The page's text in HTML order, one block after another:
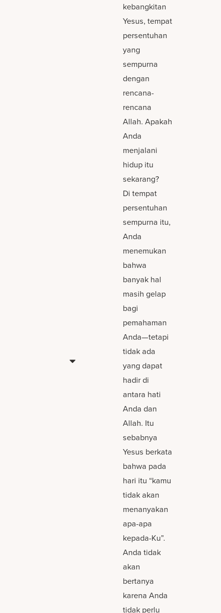
kebangkitan
Yesus, tempat
persentuhan
yang
sempurna
dengan
rencana-
rencana
Allah. Apakah
Anda
menjalani
hidup itu
sekarang?
Di tempat
persentuhan
sempurna itu,
Anda
menemukan
bahwa
banyak hal
masih gelap
bagi
pemahaman
Anda—tetapi
tidak ada
yang dapat
hadir di
antara hati
Anda dan
Allah. Itu
sebabnya
Yesus berkata
bahwa pada
hari itu “kamu
tidak akan
menanyakan
apa-apa
kepada-Ku”.
Anda tidak
akan
bertanya
karena Anda
tidak perlu